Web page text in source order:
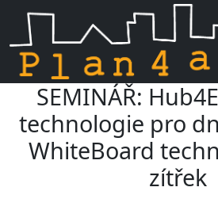
Skip navigation
SEMINÁŘ:
technologie pro
WhiteBoard
zítřek